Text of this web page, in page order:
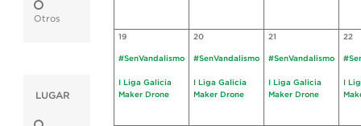
Otros
LUGAR
19
#SenVandalismo
I Liga Galicia
Maker Drone
20
#SenVandalismo
I Liga Galicia
Maker Drone
21
#SenVandalismo
I Liga Galicia
Maker Drone
22
I